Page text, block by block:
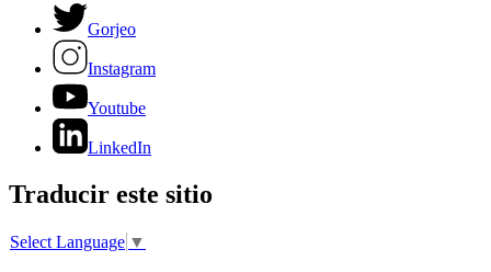
Gorjeo
Instagram
Youtube
LinkedIn
Traducir este sitio
Select Language ▼